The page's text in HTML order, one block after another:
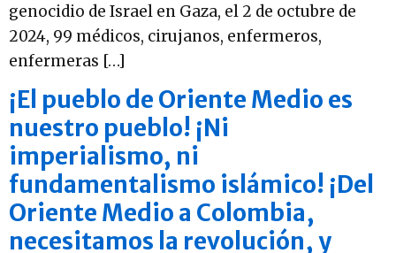
genocidio de Israel en Gaza, el 2 de octubre de
2024, 99 médicos, cirujanos, enfermeros,
enfermeras […]
¡El pueblo de Oriente Medio es
nuestro pueblo! ¡Ni
imperialismo, ni
fundamentalismo islámico! ¡Del
Oriente Medio a Colombia,
necesitamos la revolución, y